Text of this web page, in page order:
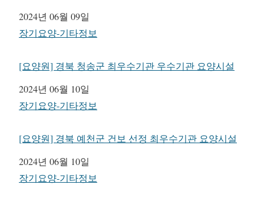
일자
2024년 06월 09일
관련 항목
장기요양-기타정보
[요양원] 경북 청송군 최우수기관 우수기관 요양시설
일자
2024년 06월 10일
관련 항목
장기요양-기타정보
[요양원] 경북 예천군 건보 선정 최우수기관 요양시설
일자
2024년 06월 10일
관련 항목
장기요양-기타정보